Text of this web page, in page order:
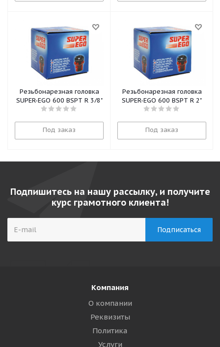
Резьбонарезная головка
SUPER-EGO 600 BSPT R 3/8"
Под заказ
Резьбонарезная головка
SUPER-EGO 600 BSPT R 2"
Под заказ
Подпишитесь на нашу рассылку, и получите
курс грамотного клиента!
Компания
О компании
Реквизиты
Политика
Услуги